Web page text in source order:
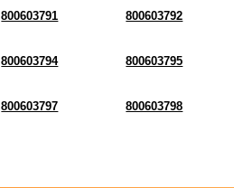
800603791 800603792
800603794 800603795
800603797 800603798